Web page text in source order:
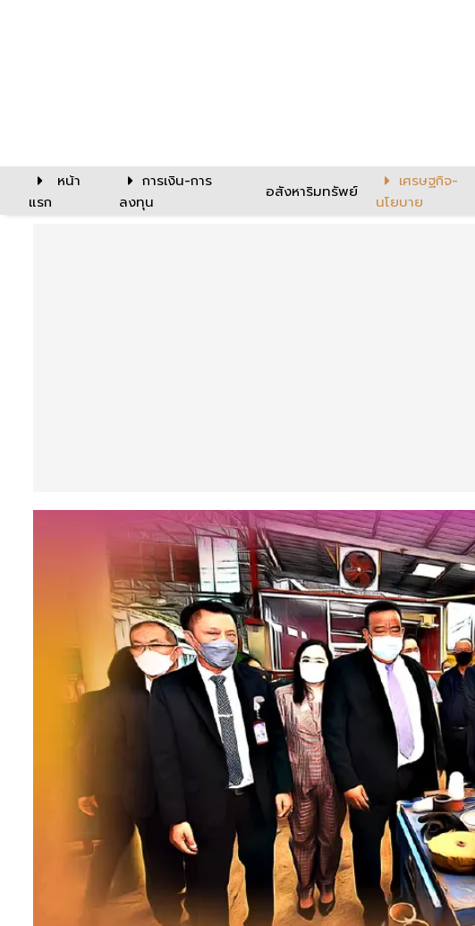
หน้า
แรก
การเงิน-การ
ลงทุน
อสังหาริมทรัพย์
เศรษฐกิจ-
นโยบาย